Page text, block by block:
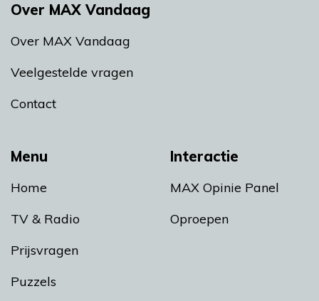
Menu
Home
TV & Radio
Prijsvragen
Puzzels
Interactie
MAX Opinie Panel
Oproepen
Over MAX Vandaag
Over MAX Vandaag
Veelgestelde vragen
Contact